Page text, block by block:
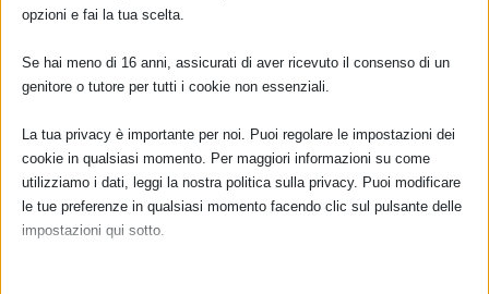
opzioni e fai la tua scelta.
Se hai meno di 16 anni, assicurati di aver ricevuto il consenso di un
genitore o tutore per tutti i cookie non essenziali.
La tua privacy è importante per noi. Puoi regolare le impostazioni dei
cookie in qualsiasi momento. Per maggiori informazioni su come
utilizziamo i dati, leggi la nostra politica sulla privacy. Puoi modificare
le tue preferenze in qualsiasi momento facendo clic sul pulsante delle
impostazioni qui sotto.